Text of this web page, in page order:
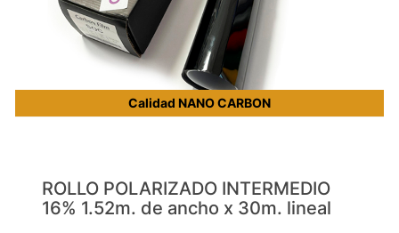
Calidad NANO CARBON
ROLLO POLARIZADO INTERMEDIO
16% 1.52m. de ancho x 30m. lineal